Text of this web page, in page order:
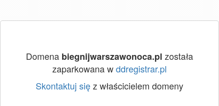
Domena biegnijwarszawonoca.pl została
zaparkowana wddregistrar.pl
Skontaktuj sięz właścicielem domeny